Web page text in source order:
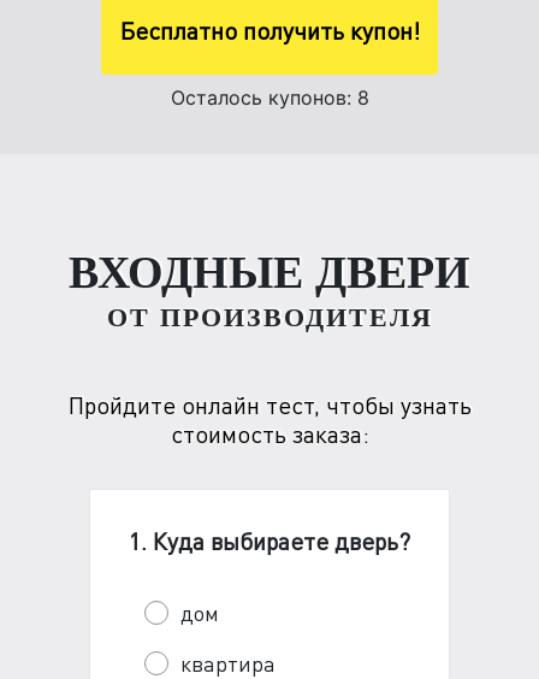
Бесплатно получить купон!
Осталось купонов: 8
ВХОДНЫЕ ДВЕРИ
ОТ ПРОИЗВОДИТЕЛЯ
Пройдите онлайн тест, чтобы узнать
стоимость заказа:
1. Куда выбираете дверь?
дом
квартира